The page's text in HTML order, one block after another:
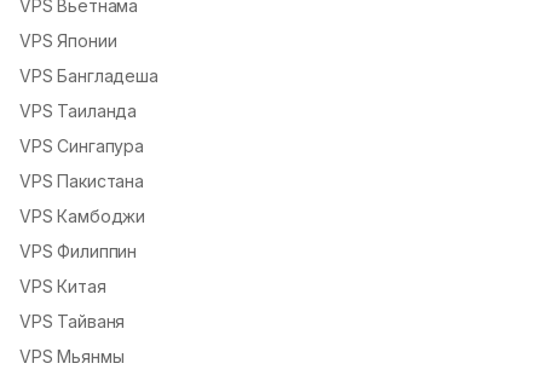
VPS Вьетнама
VPS Японии
VPS Бангладеша
VPS Таиланда
VPS Сингапура
VPS Пакистана
VPS Камбоджи
VPS Филиппин
VPS Китая
VPS Тайваня
VPS Мьянмы